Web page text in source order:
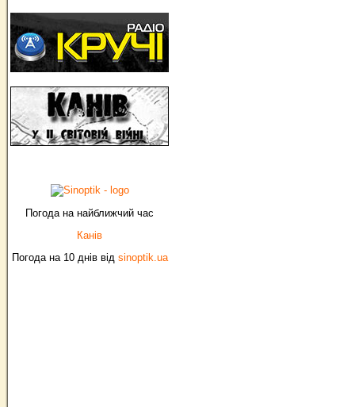
Погода на найближчий час
Канів
Погода на 10 днів від sinoptik.ua